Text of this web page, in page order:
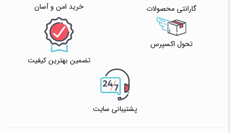
گارانتی محصولات خرید امن و آسان
تحول اکسپرس
تضمین بهترین کیفیت
پشتیبانی سایت